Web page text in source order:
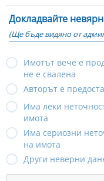
Докладвайте
(Ще бъде видяно от
Имотът вече е
не е свалена
Авторът е
Има леки
имота
Има сериозни
на имота
Други неверни